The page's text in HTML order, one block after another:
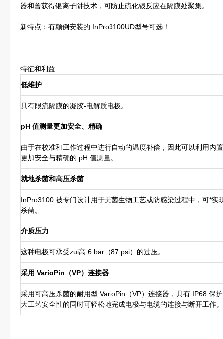
器和曾获得银离子阱技术，可防止硫化银反应在隔膜处聚集。
新特点：有颠倒安装的 InPro3100UD型号可选！
特征和利益
低维护
具有限流隔膜的凝胶-电解质电极。
pH 值测量更加安全、精确
由于在校准和工作过程中进行自动的温度补偿，因此可以利用内
更加安全与精确的 pH 值测量。
就地杀菌和高压杀菌
InPro3100 被专门设计用于无菌生物工艺或防感染过程中，可*实
杀菌。
介质压力
这种电极可承受zui高 6 bar（87 psi）的过压。
采用 VarioPin（VP）连接器
采用可高压杀菌的耐用型 VarioPin（VP）连接器，具有 IP68 保
大工艺安全性的同时可轻松地完成电极与电缆的连接与断开工作。